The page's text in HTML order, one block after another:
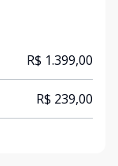
R$ 1.399,00
R$ 239,00